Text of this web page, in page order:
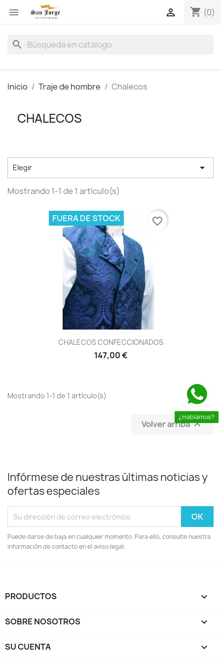
 shopping_cart (0)

search
Inicio Traje de hombre Chalecos
CHALECOS
Elegir 
Mostrando 1-1 de 1 artículo(s)
CHALECOS CONFECCIONADOS
147,00 €
FUERA DE STOCK favorite_border
Mostrando 1-1 de 1 artículo(s)
Volver arriba
Infórmese de nuestras últimas noticias y
ofertas especiales
Puede darse de baja en cualquier momento. Para ello, consulte nuestra
información de contacto en el aviso legal.
PRODUCTOS 
SOBRE NOSOTROS 
SU CUENTA 
¿Hablamos?